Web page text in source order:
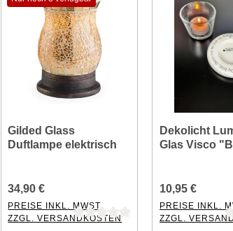
Gilded Glass
Duftlampe elektrisch
34,90 €
PREISE INKL. MWST.
ZZGL. VERSANDKOSTEN
Dekolicht
Glas Visco
10,95 €
PREISE INKL.
ZZGL.